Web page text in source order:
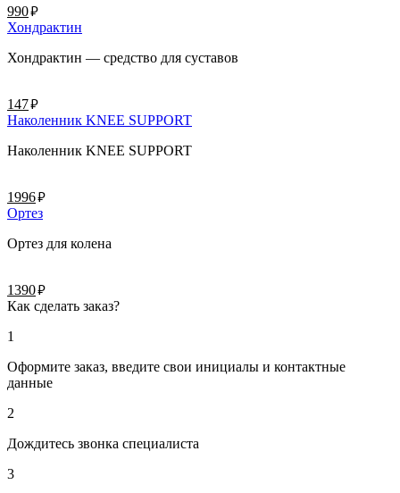
990руб.
Хондрактин
Хондрактин — средство для суставов
147руб.
Наколенник KNEE SUPPORT
Наколенник KNEE SUPPORT
1996руб.
Ортез
Ортез для колена
1390руб.
Как сделать заказ?
1
Оформите заказ, введите свои инициалы и контактные
данные
2
Дождитесь звонка специалиста
3